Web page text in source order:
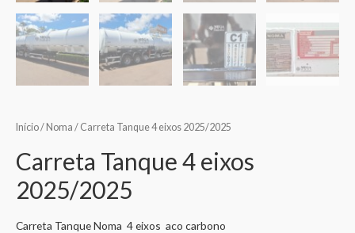
Início/ Noma / Carreta Tanque 4 eixos 2025/2025
Carreta Tanque 4 eixos
2025/2025
Carreta Tanque Noma 4 eixos aco carbono